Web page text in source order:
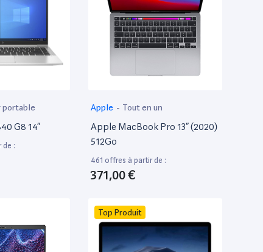
portable
G8 14”
de :
Apple - Tout en un
Apple MacBook Pro 13” (2020)
512Go
461 offres à partir de :
371,00 €
Top Produit